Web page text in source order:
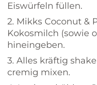
Eiswürfeln füllen.
2. Mikks Coconut &
Kokosmilch (sowie
hineingeben.
3. Alles kräftig
cremig mixen.